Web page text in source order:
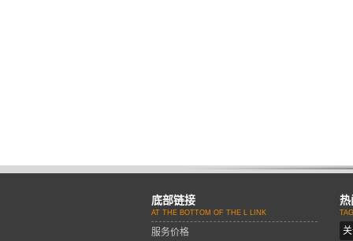
底部链接
AT THE BOTTOM OF THE L LINK
服务价格
热